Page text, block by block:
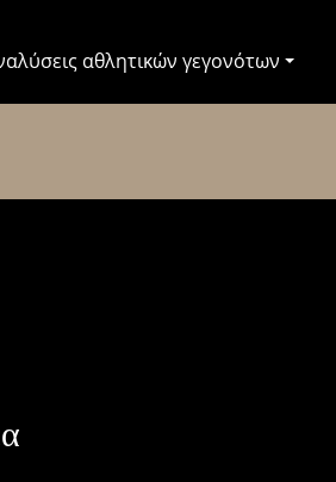
αθλητικών γεγονότων